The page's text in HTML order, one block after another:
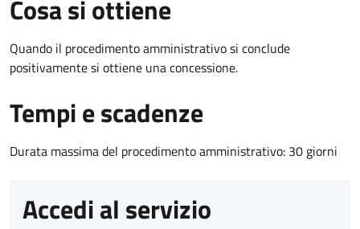
Cosa si ottiene
Quando il procedimento amministrativo si conclude
positivamente si ottiene una concessione.
Tempi e scadenze
Durata massima del procedimento amministrativo: 30 giorni
Accedi al servizio